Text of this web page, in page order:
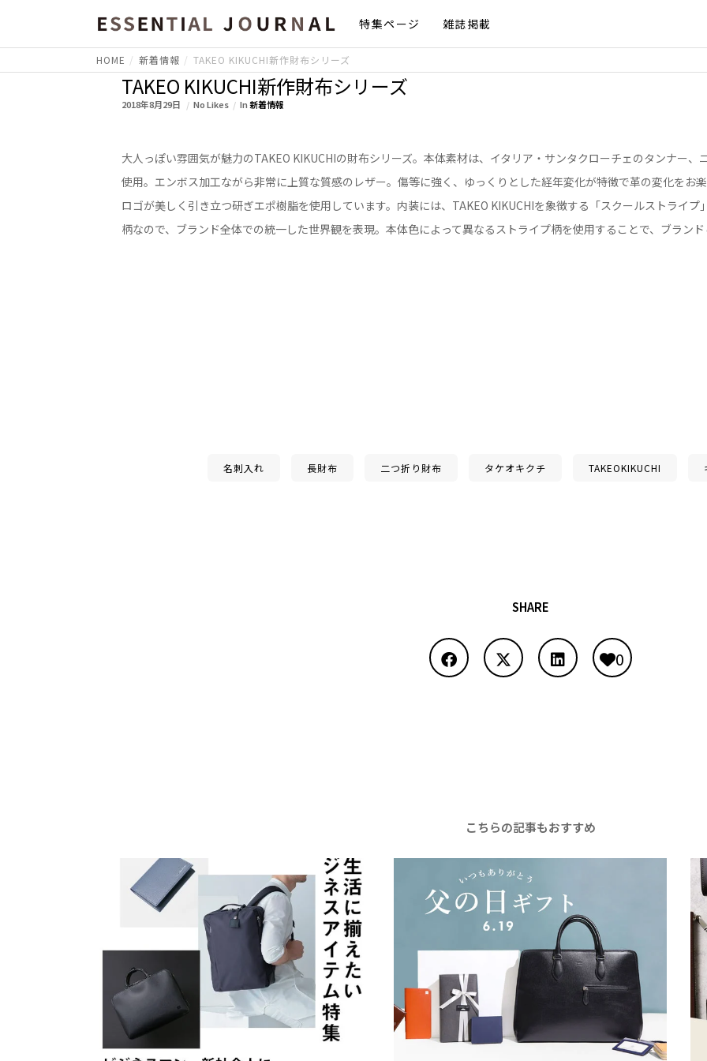
特集ページ 雑誌掲載
HOME 新着情報 TAKEO KIKUCHI新作財布シリーズ
TAKEO KIKUCHI新作財布シリーズ
2018年8月29日 No Likes In新着情報
大人っぽい雰囲気が魅力のTAKEO KIKUCHIの財布シリーズ。本体素材は、イタリア・サンタクローチェのタンナー
使用。エンボス加工ながら非常に上質な質感のレザー。傷等に強く、ゆっくりとした経年変化が特徴で革の変化をお
ロゴが美しく引き立つ研ぎエポ樹脂を使用しています。内装には、TAKEO KIKUCHIを象徴する「スクールストライ
柄なので、ブランド全体での統一した世界観を表現。本体色によって異なるストライプ柄を使用することで、ブランド
名刺入れ 長財布 二つ折り財布 タケオキクチ TAKEOKIKUCHI
SHARE
0
こちらの記事もおすすめ